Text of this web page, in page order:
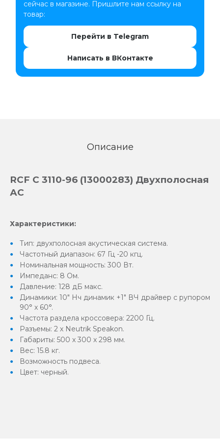
сейчас в магазине. Пришлите нам ссылку на
товар:
Перейти в Telegram
Написать в ВКонтакте
Описание
RCF C 3110-96 (13000283) Двухполосная
АС
Характеристики:
Тип: двухполосная акустическая система.
Частотный диапазон: 67 Гц -20 кгц.
Номинальная мощность: 300 Вт.
Импеданс: 8 Ом.
Давление: 128 дБ макс.
Динамики: 10" Нч динамик +1" ВЧ драйвер с рупором
90° х 60°.
Частота раздела кроссовера: 2200 Гц.
Разъемы: 2 х Neutrik Speakon.
Габариты: 500 х 300 х 298 мм.
Вес: 15.8 кг.
Возможность подвеса.
Цвет: черный.